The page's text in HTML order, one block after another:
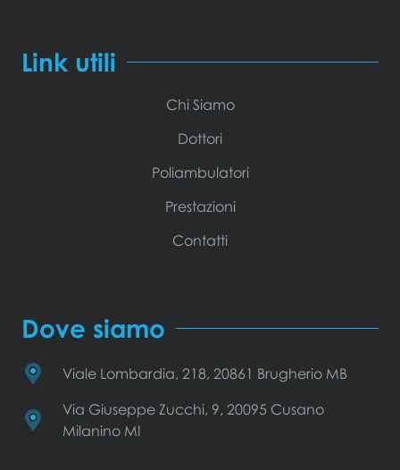
Link utili
Chi Siamo
Dottori
Poliambulatori
Prestazioni
Contatti
Dove siamo
Viale Lombardia, 218, 20861 Brugherio MB
Via Giuseppe Zucchi, 9, 20095 Cusano
Milanino MI